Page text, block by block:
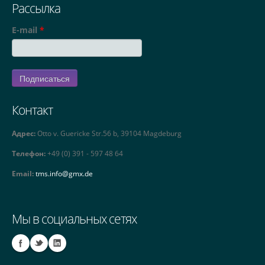
Рассылка
E-mail *
Контакт
Адрес:Otto v. Guericke Str.56 b, 39104 Magdeburg
Телефон:+49 (0) 391 - 597 48 64
Email:tms.info@gmx.de
Мы в социальных сетях